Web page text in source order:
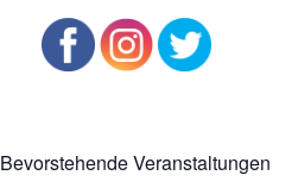
Bevorstehende Veranstaltungen